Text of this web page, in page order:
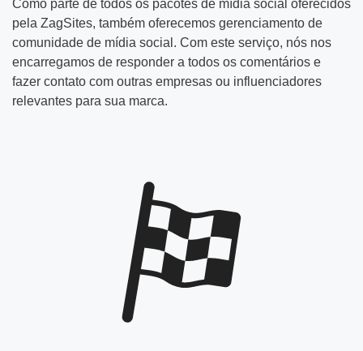
Como parte de todos os pacotes de mídia social oferecidos
pela ZagSites, também oferecemos gerenciamento de
comunidade de mídia social. Com este serviço, nós nos
encarregamos de responder a todos os comentários e
fazer contato com outras empresas ou influenciadores
relevantes para sua marca.